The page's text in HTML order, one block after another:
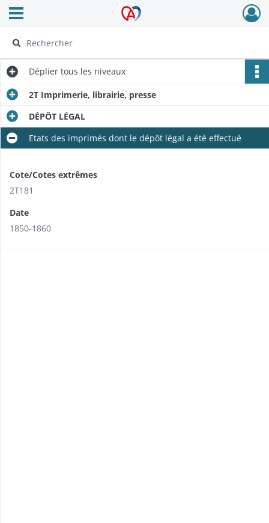
Archives Alsace - Colmar
Ouvrir le menu déroulant
Déplier tous les niveaux
2T Imprimerie, librairie, presse
DÉPÔT LÉGAL
Etats des imprimés dont le dépôt légal a été effectué
Cote/Cotes extrêmes
2T181
Date
1850-1860